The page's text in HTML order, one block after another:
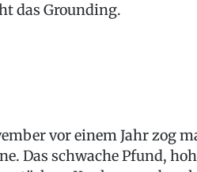
das Grounding.
vor einem Jahr zog
Das schwache Pfund,